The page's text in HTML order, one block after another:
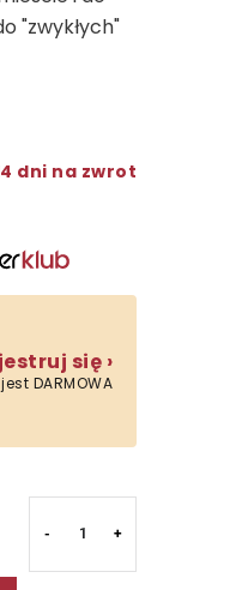
"zwykłych"
dni na zwrot
się ›
DARMOWA